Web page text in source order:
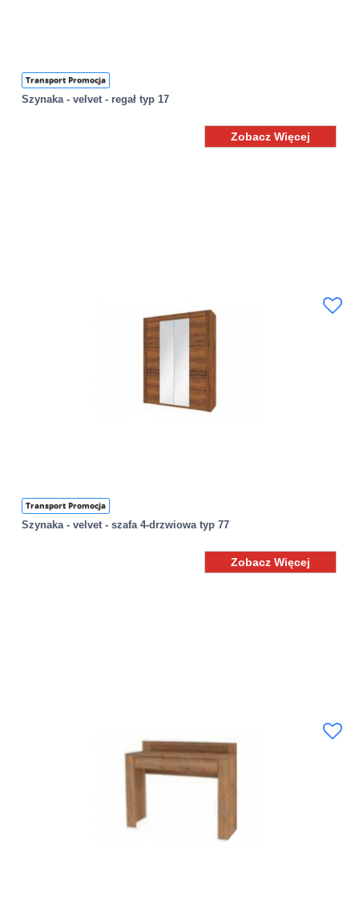
Transport Promocja
Szynaka - velvet - regał typ 17
Zobacz Więcej
Transport Promocja
Szynaka - velvet - szafa 4-drzwiowa typ 77
Zobacz Więcej